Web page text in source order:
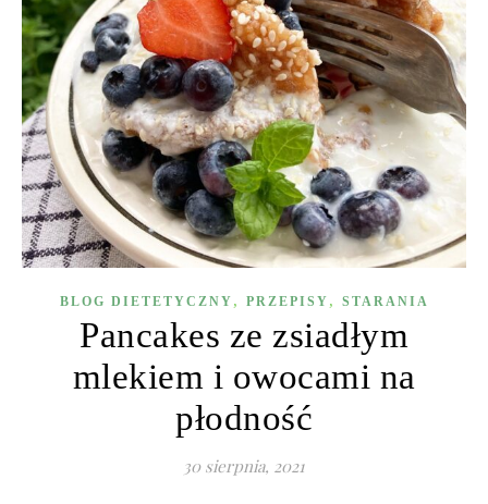
BLOG DIETETYCZNY , PRZEPISY , STARANIA
Pancakes ze zsiadłym
mlekiem i owocami na
płodność
30 sierpnia, 2021